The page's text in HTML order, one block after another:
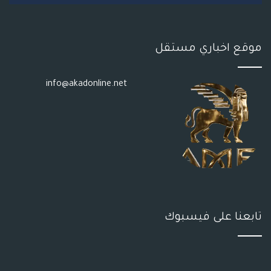
موقع اخباري مستقل
info@akadonline.net
تابعنا على فيسبوك